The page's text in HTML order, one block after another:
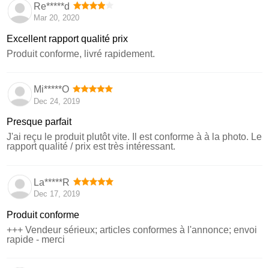
Re*****d
Mar 20, 2020
Excellent rapport qualité prix
Produit conforme, livré rapidement.
Mi*****O
Dec 24, 2019
Presque parfait
J'ai reçu le produit plutôt vite. Il est conforme à à la photo. Le
rapport qualité / prix est très intéressant.
La*****R
Dec 17, 2019
Produit conforme
+++ Vendeur sérieux; articles conformes à l'annonce; envoi
rapide - merci